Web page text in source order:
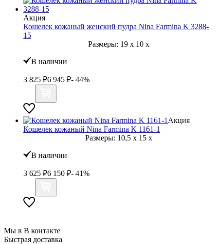
Акция
Кошелек кожаный женский пудра Nina Farmina K 3288-
15
Размеры: 19 x 10 x
В наличии
3 825 ₽6 945 ₽- 44%
Акция
Кошелек кожаный Nina Farmina K 1161-1
Размеры: 10,5 x 15 x
В наличии
3 625 ₽6 150 ₽- 41%
Мы в В контакте
Быстрая доставка